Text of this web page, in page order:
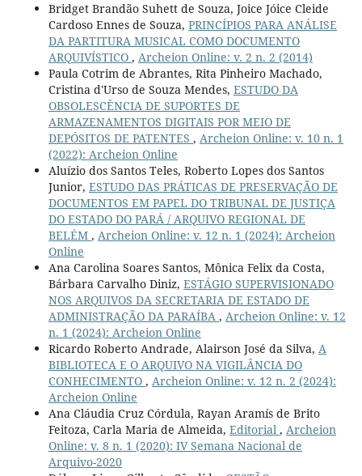
Bridget Brandão Suhett de Souza, Joice Jóice Cleide
Cardoso Ennes de Souza, PRINCÍPIOS PARA ANÁLISE
DA PARTITURA MUSICAL COMO DOCUMENTO
ARQUIVÍSTICO , Archeion Online: v. 2 n. 2 (2014)
Paula Cotrim de Abrantes, Rita Pinheiro Machado,
Cristina d'Urso de Souza Mendes, ESTUDO DA
OBSOLESCÊNCIA DE SUPORTES DE
ARMAZENAMENTOS DIGITAIS POR MEIO DE
DEPÓSITOS DE PATENTES , Archeion Online: v. 10 n. 1
(2022): Archeion Online
Aluízio dos Santos Teles, Roberto Lopes dos Santos
Junior, ESTUDO DAS PRÁTICAS DE PRESERVAÇÃO DE
DOCUMENTOS EM PAPEL DO TRIBUNAL DE JUSTIÇA
DO ESTADO DO PARÁ / ARQUIVO REGIONAL DE
BELÉM , Archeion Online: v. 12 n. 1 (2024): Archeion
Online
Ana Carolina Soares Santos, Mônica Felix da Costa,
Bárbara Carvalho Diniz, ESTÁGIO SUPERVISIONADO
NOS ARQUIVOS DA SECRETARIA DE ESTADO DE
ADMINISTRAÇÃO DA PARAÍBA , Archeion Online: v. 12
n. 1 (2024): Archeion Online
Ricardo Roberto Andrade, Alairson José da Silva, A
BIBLIOTECA E O ARQUIVO NA VIGILÂNCIA DO
CONHECIMENTO , Archeion Online: v. 12 n. 2 (2024):
Archeion Online
Ana Cláudia Cruz Córdula, Rayan Aramís de Brito
Feitoza, Carla Maria de Almeida, Editorial , Archeion
Online: v. 8 n. 1 (2020): IV Semana Nacional de
Arquivo-2020